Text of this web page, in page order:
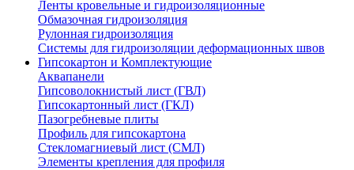
Ленты кровельные и гидроизоляционные
Обмазочная гидроизоляция
Рулонная гидроизоляция
Системы для гидроизоляции деформационных швов
Гипсокартон и Комплектующие
Аквапанели
Гипсоволокнистый лист (ГВЛ)
Гипсокартонный лист (ГКЛ)
Пазогребневые плиты
Профиль для гипсокартона
Стекломагниевый лист (СМЛ)
Элементы крепления для профиля